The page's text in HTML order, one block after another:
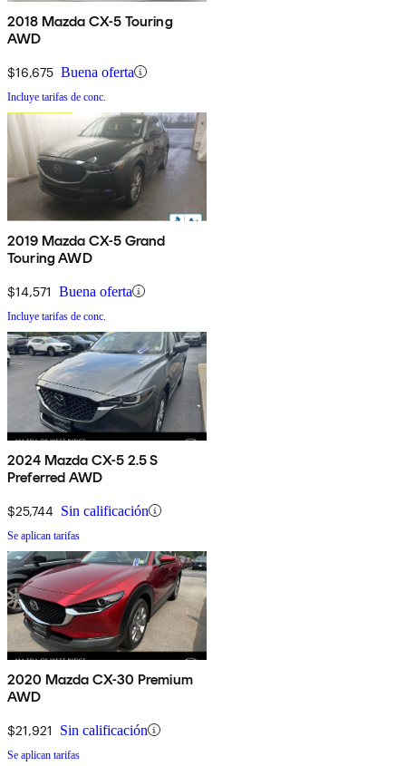
2018 Mazda CX-5 Touring
AWD
$16,675 Buena oferta
Incluye tarifas de conc.
2019 Mazda CX-5 Grand
Touring AWD
$14,571 Buena oferta
Incluye tarifas de conc.
2024 Mazda CX-5 2.5 S
Preferred AWD
$25,744 Sin calificación
Se aplican tarifas
2020 Mazda CX-30 Premium
AWD
$21,921 Sin calificación
Se aplican tarifas